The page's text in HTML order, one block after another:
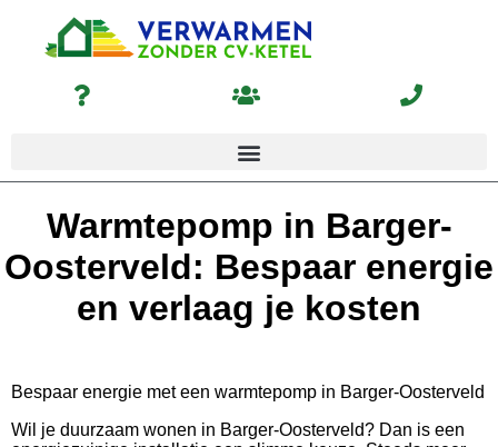
Warmtepomp in Barger-
Oosterveld: Bespaar energie
en verlaag je kosten
Bespaar energie met een warmtepomp in Barger-Oosterveld
Wil je duurzaam wonen in Barger-Oosterveld? Dan is een